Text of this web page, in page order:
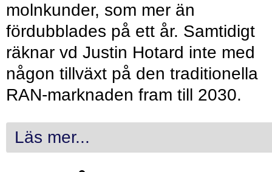
molnkunder, som mer än
fördubblades på ett år. Samtidigt
räknar vd Justin Hotard inte med
någon tillväxt på den traditionella
RAN-marknaden fram till 2030.
Läs mer...